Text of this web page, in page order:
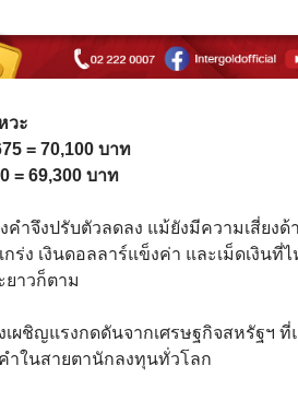
วะ
= 70,100 บาท
= 69,300 บาท
คำจึงปรับตัวลดลง แม้ยังมีความเสี่ยง
ร่ง เงินดอลลาร์แข็งค่า และเม็ดเงิน
ยาวก็ตาม
เผชิญแรงกดดันจากเศรษฐกิจสหรัฐฯ
ำในสายตานักลงทุนทั่วโลก